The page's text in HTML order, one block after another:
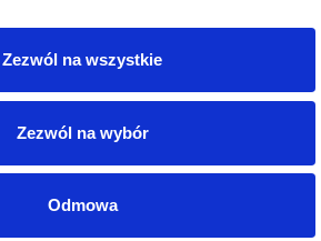
Zezwól na wszystkie
Zezwól na wybór
Odmowa
OPINIE